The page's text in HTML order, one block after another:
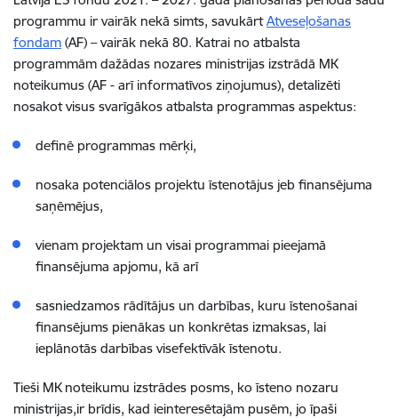
programmu ir vairāk nekā simts, savukārtAtveseļošanas
fondam (AF) – vairāk nekā 80. Katrai no atbalsta
programmām dažādas nozares ministrijas izstrādā MK
noteikumus (AF - arī informatīvos ziņojumus), detalizēti
nosakot visus svarīgākos atbalsta programmas aspektus:
definē programmas mērķi,
nosaka potenciālos projektu īstenotājus jeb finansējuma
saņēmējus,
vienam projektam un visai programmai pieejamā
finansējuma apjomu, kā arī
sasniedzamos rādītājus un darbības, kuru īstenošanai
finansējums pienākas un konkrētas izmaksas, lai
ieplānotās darbības visefektīvāk īstenotu.
Tieši MK noteikumu izstrādes posms, ko īsteno nozaru
ministrijas,ir brīdis, kad ieinteresētajām pusēm, jo īpaši